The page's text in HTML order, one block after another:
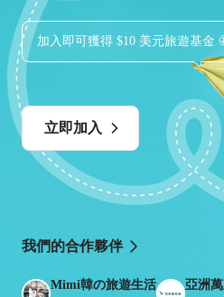
加入即可獲得 $10 美元旅遊基金
立即加入
我們的合作夥伴
Mimi韓の旅遊生活 亞洲